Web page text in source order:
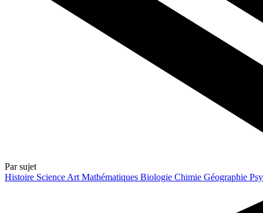
Par sujet
Histoire Science Art Mathématiques Biologie Chimie Géographie